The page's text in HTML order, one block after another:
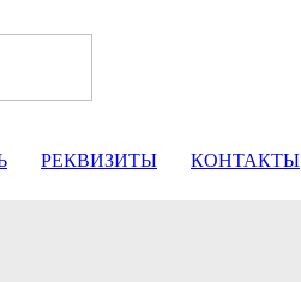
РЕКВИЗИТЫ КОНТАКТЫ